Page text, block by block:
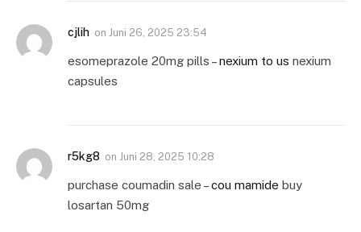
cjlih on Juni 26, 2025 23:54
esomeprazole 20mg pills –nexium to us nexium
capsules
r5kg8 on Juni 28, 2025 10:28
purchase coumadin sale –cou mamide buy
losartan 50mg